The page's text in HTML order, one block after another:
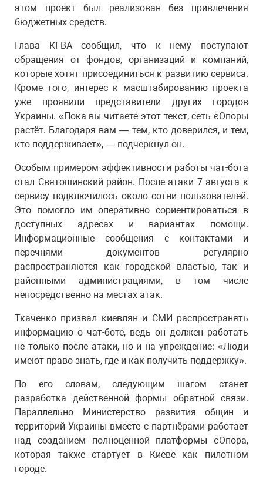
этом проект был реализован без привлечения
бюджетных средств.
Глава КГВА сообщил, что к нему поступают
обращения от фондов, организаций и компаний,
которые хотят присоединиться к развитию сервиса.
Кроме того, интерес к масштабированию проекта
уже проявили представители других городов
Украины. «Пока вы читаете этот текст, сеть єОпоры
растёт. Благодаря вам — тем, кто доверился, и тем,
кто поддерживает», — подчеркнул он.
Особым примером эффективности работы чат-бота
стал Святошинский район. После атаки 7 августа к
сервису подключилось около сотни пользователей.
Это помогло им оперативно сориентироваться в
доступных адресах и вариантах помощи.
Информационные сообщения с контактами и
перечнями документов регулярно
распространяются как городской властью, так и
районными администрациями, в том числе
непосредственно на местах атак.
Ткаченко призвал киевлян и СМИ распространять
информацию о чат-боте, ведь он должен работать
не только после атаки, но и на упреждение: «Люди
имеют право знать, где и как получить поддержку».
По его словам, следующим шагом станет
разработка действенной формы обратной связи.
Параллельно Министерство развития общин и
территорий Украины вместе с партнёрами работает
над созданием полноценной платформы єОпора,
которая также стартует в Киеве как пилотном
городе.